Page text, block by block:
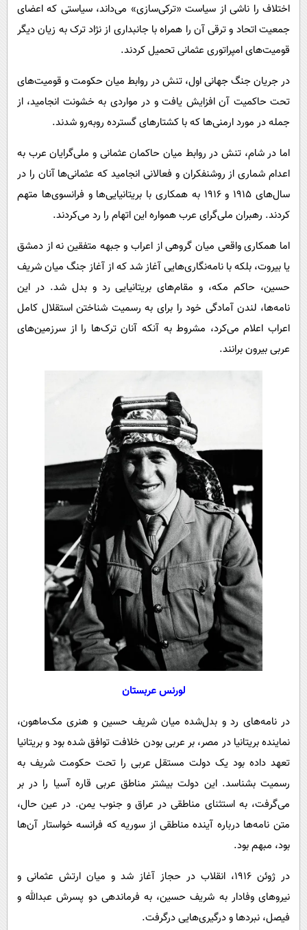
اختلاف را ناشی از سیاست «ترکی‌سازی» می‌داند، سیاستی که اعضای
جمعیت اتحاد و ترقی آن را همراه با جانبداری از نژاد ترک به زیان دیگر
قومیت‌های امپراتوری عثمانی تحمیل کردند.
در جریان جنگ جهانی اول، تنش در روابط میان حکومت و قومیت‌های
تحت حاکمیت آن افزایش یافت و در مواردی به خشونت انجامید، از
جمله در مورد ارمنی‌ها که با کشتارهای گسترده روبه‌رو شدند.
اما در شام، تنش در روابط میان حاکمان عثمانی و ملی‌گرایان عرب به
اعدام شماری از روشنفکران و فعالانی انجامید که عثمانی‌ها آنان را در
سال‌های ۱۹۱۵ و ۱۹۱۶ به همکاری با بریتانیایی‌ها و فرانسوی‌ها متهم
کردند. رهبران ملی‌گرای عرب همواره این اتهام را رد می‌کردند.
اما همکاری واقعی میان گروهی از اعراب و جبهه متفقین نه از دمشق
یا بیروت، بلکه با نامه‌نگاری‌هایی آغاز شد که از آغاز جنگ میان شریف
حسین، حاکم مکه، و مقام‌های بریتانیایی رد و بدل شد. در این
نامه‌ها، لندن آمادگی خود را برای به رسمیت شناختن استقلال کامل
اعراب اعلام می‌کرد، مشروط به آنکه آنان ترک‌ها را از سرزمین‌های
عربی بیرون برانند.
لورنس عربستان
در نامه‌های رد و بدل‌شده میان شریف حسین و هنری مک‌ماهون،
نماینده بریتانیا در مصر، بر عربی بودن خلافت توافق شده بود و بریتانیا
تعهد داده بود یک دولت مستقل عربی را تحت حکومت شریف به
رسمیت بشناسد. این دولت بیشتر مناطق عربی قاره آسیا را در بر
می‌گرفت، به استثنای مناطقی در عراق و جنوب یمن. در عین حال،
متن نامه‌ها درباره آینده مناطقی از سوریه که فرانسه خواستار آن‌ها
بود، مبهم بود.
در ژوئن ۱۹۱۶، انقلاب در حجاز آغاز شد و میان ارتش عثمانی و
نیروهای وفادار به شریف حسین، به فرماندهی دو پسرش عبدالله و
فیصل، نبردها و درگیری‌هایی درگرفت.